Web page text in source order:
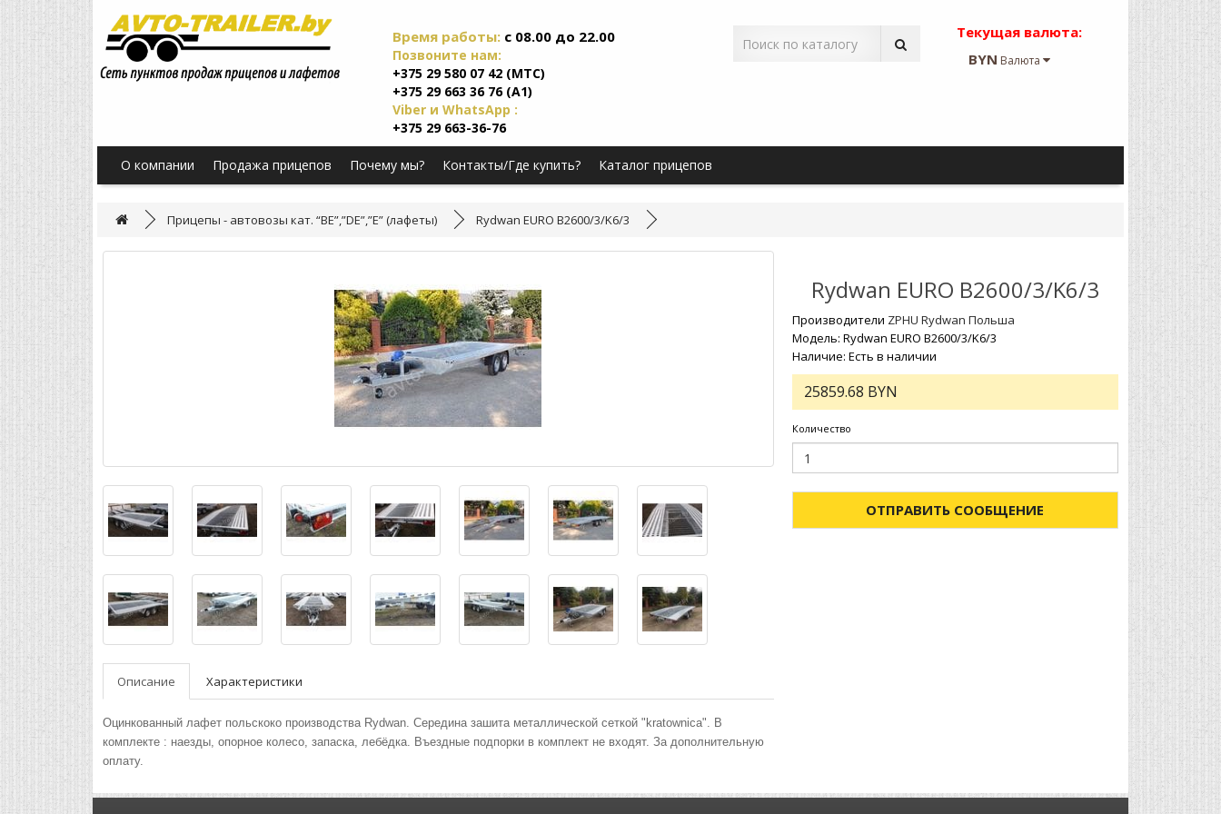
Время работы: c 08.00 до 22.00
Позвоните нам:
+375 29 580 07 42 (МТС)
+375 29 663 36 76 (А1)
Viber и WhatsApp :
+375 29 663-36-76
Текущая валюта:
BYN Валюта
О компании Продажа прицепов Почему мы? Контакты/Где купить? Каталог прицепов
Прицепы - автовозы кат. “BE”,”DE”,”E” (лафеты) Rydwan EURO B2600/3/K6/3
Описание Характеристики
Оцинкованный лафет польскоко производства Rydwan. Середина зашита металлической сеткой "kratownica". В
комплекте : наезды, опорное колесо, запаска, лебёдка. Въездные подпорки в комплект не входят. За дополнительную
оплату.
Rydwan EURO B2600/3/K6/3
Производители ZPHU Rydwan Польша
Модель: Rydwan EURO B2600/3/K6/3
Наличие: Есть в наличии
25859.68 BYN
Количество
ОТПРАВИТЬ СООБЩЕНИЕ